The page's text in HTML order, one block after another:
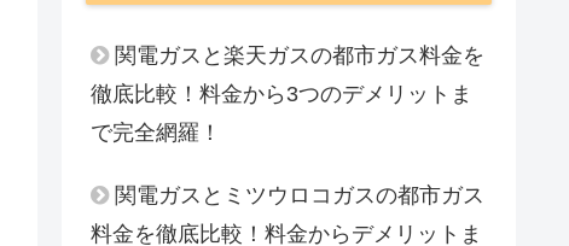
関電ガスと楽天ガスの都市ガス料金を
徹底比較！料金から3つのデメリットま
で完全網羅！
関電ガスとミツウロコガスの都市ガス
料金を徹底比較！料金からデメリットま